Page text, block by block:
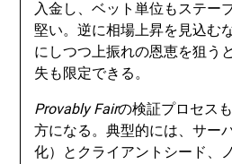
入金し、ベット単位もステー
堅い。逆に相場上昇を見込む
にしつつ上振れの恩恵を狙う
失も限定できる。
Provably Fairの検証プロセス
方になる。典型的には、サー
化）とクライアントシード、